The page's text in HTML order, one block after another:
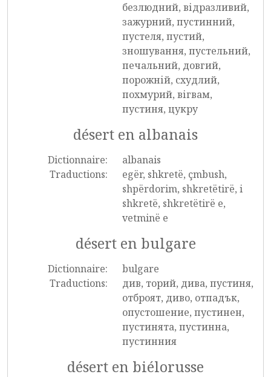
безлюдний, відразливий,
зажурний, пустинний,
пустеля, пустий,
зношування, пустельний,
печальний, довгий,
порожній, схудлий,
похмурий, вігвам,
пустиня, цукру
désert en albanais
Dictionnaire:
albanais
Traductions:
egër, shkretë, çmbush,
shpërdorim, shkretëtirë, i
shkretë, shkretëtirë e,
vetminë e
désert en bulgare
Dictionnaire:
bulgare
Traductions:
див, торий, дива, пустиня,
отброят, диво, отпадък,
опустошение, пустинен,
пустинята, пустинна,
пустинния
désert en biélorusse